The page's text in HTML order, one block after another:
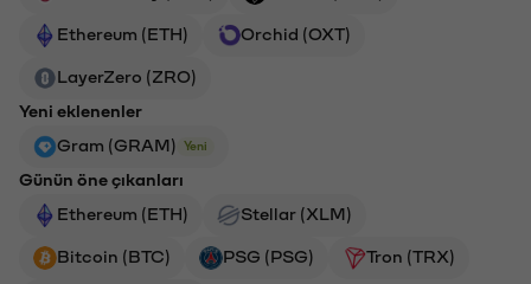
Ethereum (ETH) Orchid (OXT)
LayerZero (ZRO)
Yeni eklenenler
Gram (GRAM)
Yeni
Günün öne çıkanları
Ethereum (ETH)
Stellar (XLM)
Bitcoin (BTC) PSG (PSG) Tron (TRX)